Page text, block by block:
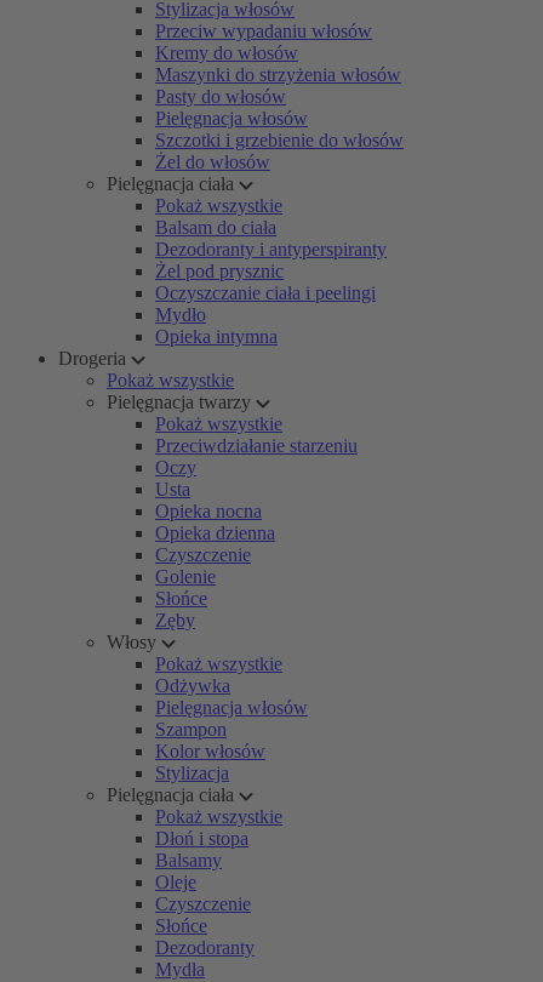
Stylizacja włosów
Przeciw wypadaniu włosów
Kremy do włosów
Maszynki do strzyżenia włosów
Pasty do włosów
Pielęgnacja włosów
Szczotki i grzebienie do włosów
Żel do włosów
Pielęgnacja ciała
Pokaż wszystkie
Balsam do ciała
Dezodoranty i antyperspiranty
Żel pod prysznic
Oczyszczanie ciała i peelingi
Mydło
Opieka intymna
Drogeria
Pokaż wszystkie
Pielęgnacja twarzy
Pokaż wszystkie
Przeciwdziałanie starzeniu
Oczy
Usta
Opieka nocna
Opieka dzienna
Czyszczenie
Golenie
Słońce
Zęby
Włosy
Pokaż wszystkie
Odżywka
Pielęgnacja włosów
Szampon
Kolor włosów
Stylizacja
Pielęgnacja ciała
Pokaż wszystkie
Dłoń i stopa
Balsamy
Oleje
Czyszczenie
Słońce
Dezodoranty
Mydła